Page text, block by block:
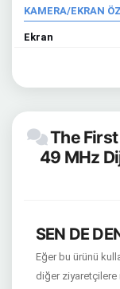
KAMERA/EKRAN
Ekran
The First
49 MHz
SEN DE
Eğer bu ürünü
diğer